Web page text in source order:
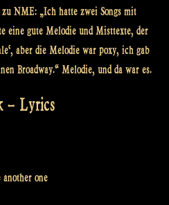
NME: „Ich hatte zwei Songs mit
eine gute Melodie und Misttexte, der
aber die Melodie war poxy, ich gab
Broadway.“ Melodie, und da war es.
– Lyrics
another one